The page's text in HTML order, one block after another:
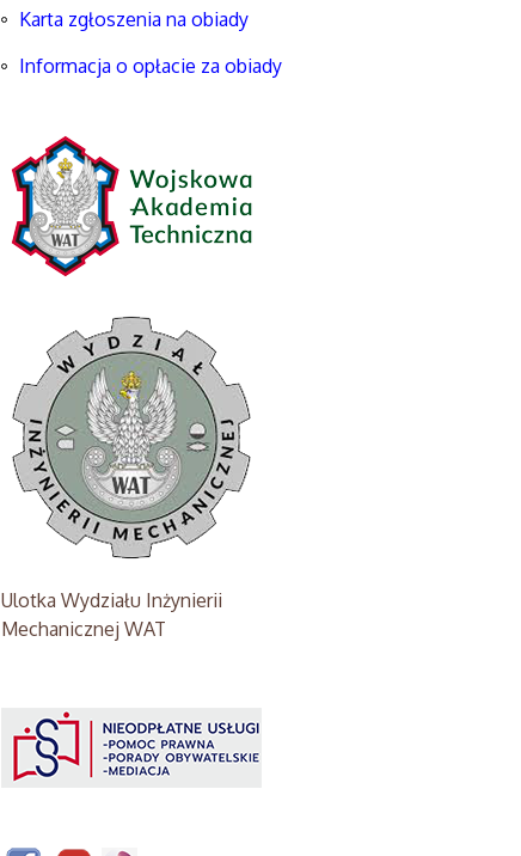
Karta zgłoszenia na obiady
Informacja o opłacie za obiady
Ulotka Wydziału Inżynierii
Mechanicznej WAT